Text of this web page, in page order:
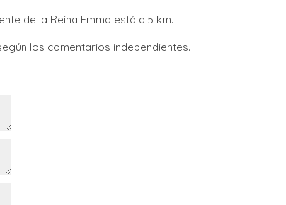
de la Reina Emma está a 5 km.
los comentarios independientes.